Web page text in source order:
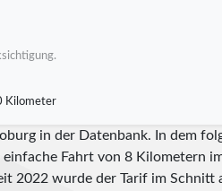
Kilometer
in der Datenbank. In dem
Fahrt von 8 Kilometern
2022 wurde der Tarif im Schnitt